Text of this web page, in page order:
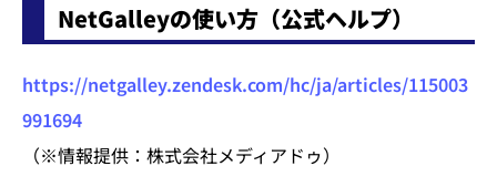
NetGalleyの使い方（公式ヘルプ）
https://netgalley.zendesk.com/hc/ja/articles/115003
991694
（※情報提供：株式会社メディアドゥ）